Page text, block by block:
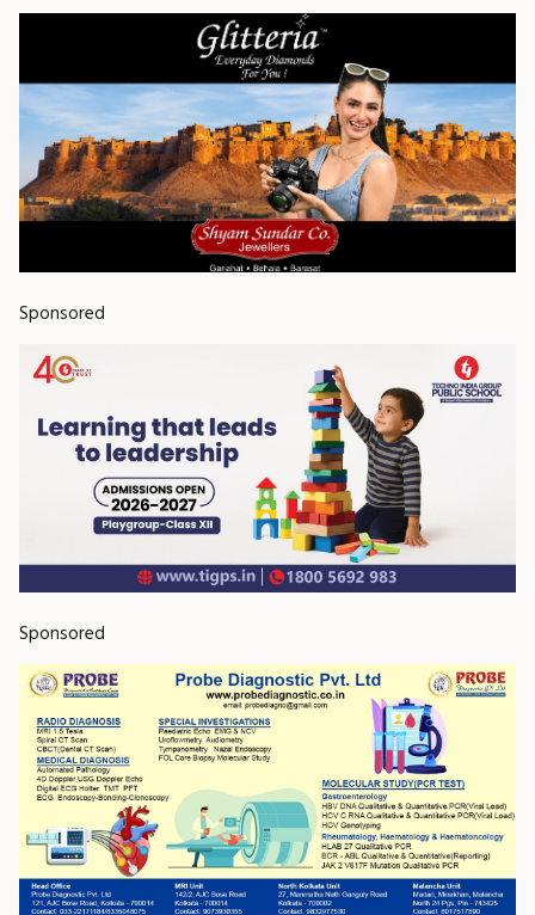
Sponsored
Sponsored